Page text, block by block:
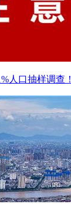
人口抽样调查